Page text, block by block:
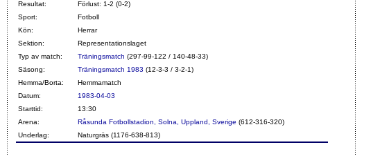
Resultat:
Förlust: 1-2 (0-2)
Sport:
Fotboll
Kön:
Herrar
Sektion:
Representationslaget
Typ av match:
Träningsmatch (297-99-122 / 140-48-33)
Säsong:
Träningsmatch 1983 (12-3-3 / 3-2-1)
Hemma/Borta:
Hemmamatch
Datum:
1983-04-03
Starttid:
13:30
Arena:
Råsunda Fotbollstadion, Solna, Uppland, Sverige (612-316-320)
Underlag:
Naturgräs (1176-638-813)